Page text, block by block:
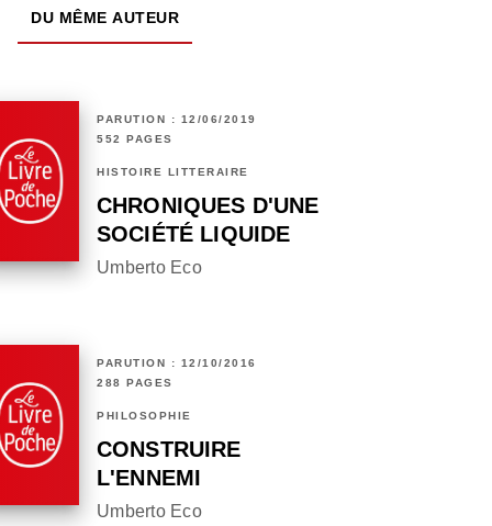
DU MÊME AUTEUR
PARUTION : 12/06/2019
552 PAGES
HISTOIRE LITTÉRAIRE
CHRONIQUES D'UNE
SOCIÉTÉ LIQUIDE
Umberto Eco
PARUTION : 12/10/2016
288 PAGES
PHILOSOPHIE
CONSTRUIRE
L'ENNEMI
Umberto Eco